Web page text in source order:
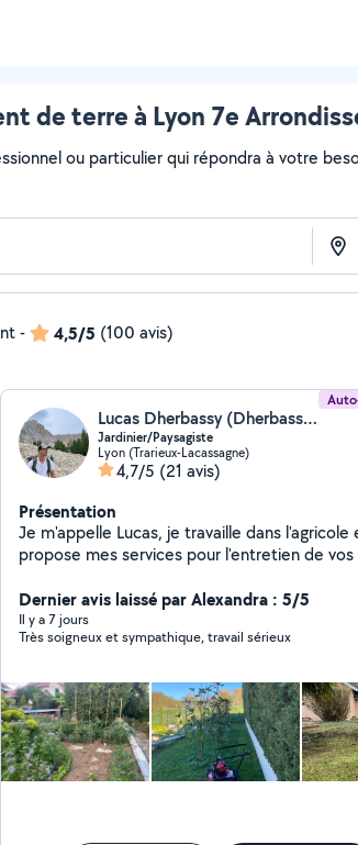
de terre à Lyon 7e
ou particulier qui répondra à votre
- 4,5/5 (100 avis)
Lucas Dherbassy (Dherbassy espaces verts)
Jardinier/Paysagiste
Lyon (Trarieux-Lacassagne)
4,7/5 (21 avis)
Présentation
Je m'appelle Lucas, je travaille dans l'agricole
propose mes services pour l'entretien de
comprendre le fonctionnement du sols et des
J'ai donc de bonnes notions dans le végétal.
Dernier avis laissé par Alexandra : 5/5
Il y a 7 jours
Très soigneux et sympathique, travail sérieux